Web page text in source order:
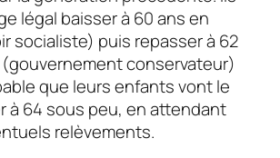
légal baisser à 60 ans en
socialiste) puis repasser à 62
(gouvernement conservateur)
que leurs enfants vont le
à 64 sous peu, en attendant
relèvements.